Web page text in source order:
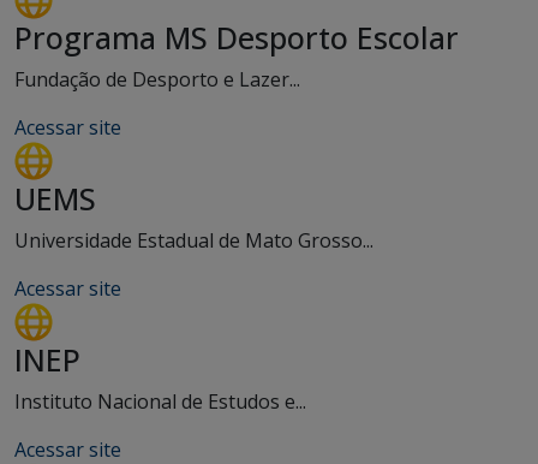
Programa MS Desporto Escolar
Fundação de Desporto e Lazer...
Acessar site
UEMS
Universidade Estadual de Mato Grosso...
Acessar site
INEP
Instituto Nacional de Estudos e...
Acessar site